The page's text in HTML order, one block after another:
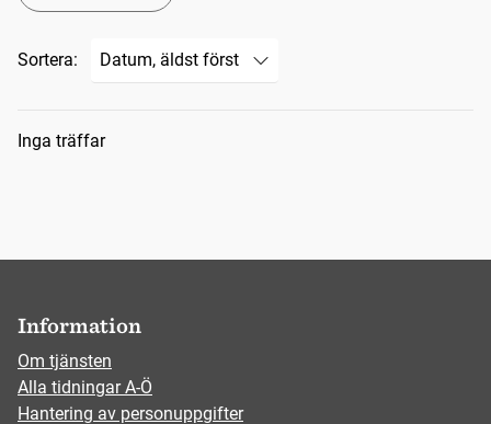
Sortera:
Sökresultat
Inga träffar
Information
Om tjänsten
Alla tidningar A-Ö
Hantering av personuppgifter